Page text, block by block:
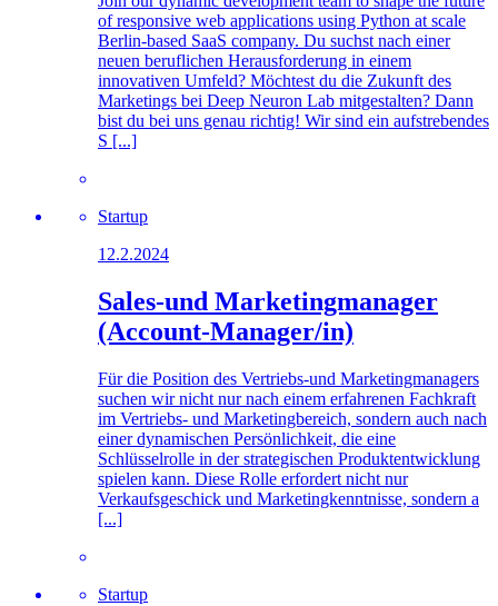
of responsive web applications using Python at scale
Berlin-based SaaS company. Du suchst nach einer
neuen beruflichen Herausforderung in einem
innovativen Umfeld? Möchtest du die Zukunft des
Marketings bei Deep Neuron Lab mitgestalten? Dann
bist du bei uns genau richtig! Wir sind ein aufstrebendes
S [...]
Startup
12.2.2024
Sales-und Marketingmanager
(Account-Manager/in)
Für die Position des Vertriebs-und Marketingmanagers
suchen wir nicht nur nach einem erfahrenen Fachkraft
im Vertriebs- und Marketingbereich, sondern auch nach
einer dynamischen Persönlichkeit, die eine
Schlüsselrolle in der strategischen Produktentwicklung
spielen kann. Diese Rolle erfordert nicht nur
Verkaufsgeschick und Marketingkenntnisse, sondern a
[...]
Startup